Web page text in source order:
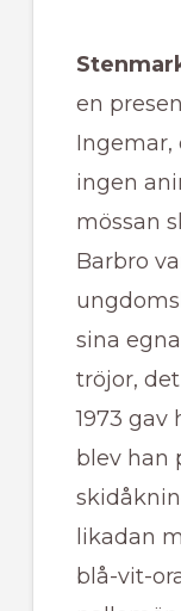
en
Ingemar,
ingen
mössan
Barbro
sina
tröjor,
1973 gav
blev han
likadan
blå-vit-